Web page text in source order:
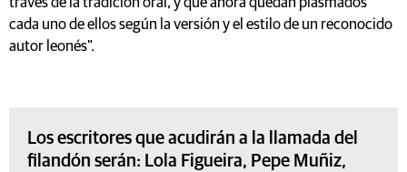
cada uno de ellos según la versión y el estilo de un reconocido
autor leonés".
Los escritores que acudirán a la llamada del
filandón serán: Lola Figueira, Pepe Muñiz,